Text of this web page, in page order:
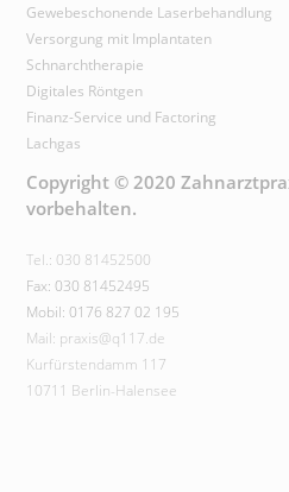
Gewebeschonende Laserbehandlung
Versorgung mit Implantaten
Schnarchtherapie
Digitales Röntgen
Finanz-Service und Factoring
Lachgas
Copyright © 2020
vorbehalten.
Tel.: 030 81452500
Fax: 030 81452495
Mobil: 0176 827 02 195
Mail: praxis@q117.de
Kurfürstendamm 117
10711 Berlin-Halensee